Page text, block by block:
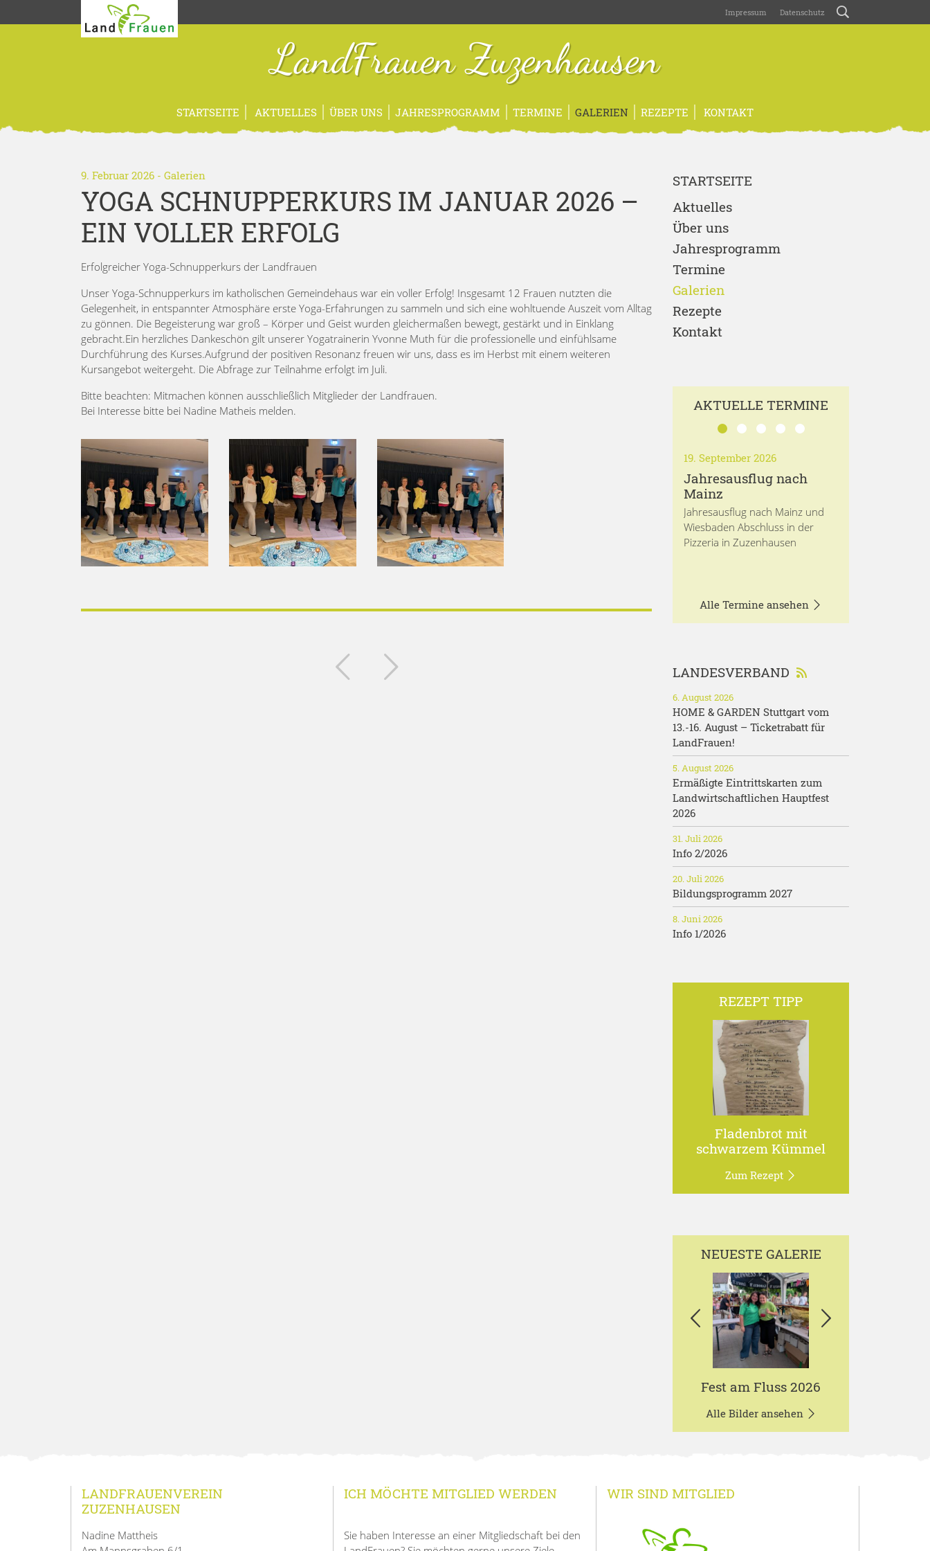
Impressum Datenschutz
LandFrauen Zuzenhausen
STARTSEITE AKTUELLES ÜBER UNS JAHRESPROGRAMM TERMINE GALERIEN REZEPTE KONTAKT
9. Februar 2026 - Galerien
YOGA SCHNUPPERKURS IM JANUAR 2026 –
EIN VOLLER ERFOLG
Erfolgreicher Yoga-Schnupperkurs der Landfrauen
Unser Yoga-Schnupperkurs im katholischen Gemeindehaus war ein voller Erfolg! Insgesamt 12 Frauen nutzten die
Gelegenheit, in entspannter Atmosphäre erste Yoga-Erfahrungen zu sammeln und sich eine wohltuende Auszeit vom Alltag
zu gönnen. Die Begeisterung war groß – Körper und Geist wurden gleichermaßen bewegt, gestärkt und in Einklang
gebracht.Ein herzliches Dankeschön gilt unserer Yogatrainerin Yvonne Muth für die professionelle und einfühlsame
Durchführung des Kurses.Aufgrund der positiven Resonanz freuen wir uns, dass es im Herbst mit einem weiteren
Kursangebot weitergeht. Die Abfrage zur Teilnahme erfolgt im Juli.
Bitte beachten: Mitmachen können ausschließlich Mitglieder der Landfrauen.
Bei Interesse bitte bei Nadine Matheis melden.
STARTSEITE
Aktuelles
Über uns
Jahresprogramm
Termine
Galerien
Rezepte
Kontakt
AKTUELLE TERMINE
19. September 2026
Jahresausflug nach
Mainz
Jahresausflug nach Mainz und
Wiesbaden Abschluss in der
Pizzeria in Zuzenhausen
Alle Termine ansehen
LANDESVERBAND
HOME & GARDEN Stuttgart vom
13.-16. August – Ticketrabatt für
LandFrauen!
6. August 2026
Ermäßigte Eintrittskarten zum
Landwirtschaftlichen Hauptfest
2026
5. August 2026
Info 2/2026
31. Juli 2026
Bildungsprogramm 2027
20. Juli 2026
Info 1/2026
8. Juni 2026
REZEPT TIPP
Fladenbrot mit
schwarzem Kümmel
Zum Rezept
NEUESTE GALERIE
Fest am Fluss 2026
Alle Bilder ansehen
LANDFRAUENVEREIN
ZUZENHAUSEN
Nadine Mattheis
ICH MÖCHTE MITGLIED WERDEN
Sie haben Interesse an einer Mitgliedschaft bei den
WIR SIND MITGLIED